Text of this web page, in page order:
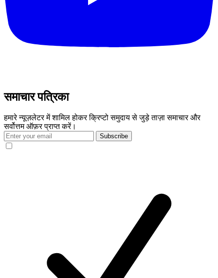
समाचार पत्रिका
हमारे न्यूज़लेटर में शामिल होकर क्रिप्टो समुदाय से जुड़े ताज़ा समाचार और
सर्वोत्तम ऑफ़र प्राप्त करें।
Subscribe